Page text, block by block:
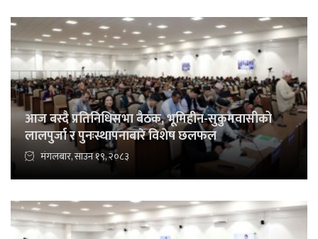
आज बस्दै प्रतिनिधिसभा बैठक, भूमिहीन-सुकुमवासीको
लालपुर्जा र पुनःस्थापनाबारे विशेष छलफल
मंगलबार, साउन १९, २०८३